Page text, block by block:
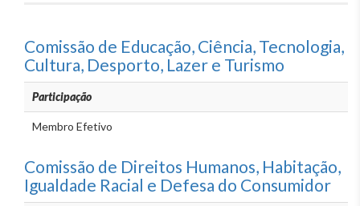
Comissão de Educação, Ciência, Tecnologia,
Cultura, Desporto, Lazer e Turismo
Participação
Membro Efetivo
Comissão de Direitos Humanos, Habitação,
Igualdade Racial e Defesa do Consumidor